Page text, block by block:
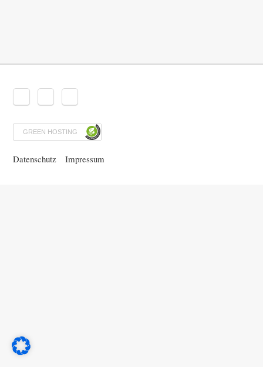
GREEN HOSTING
Datenschutz Impressum